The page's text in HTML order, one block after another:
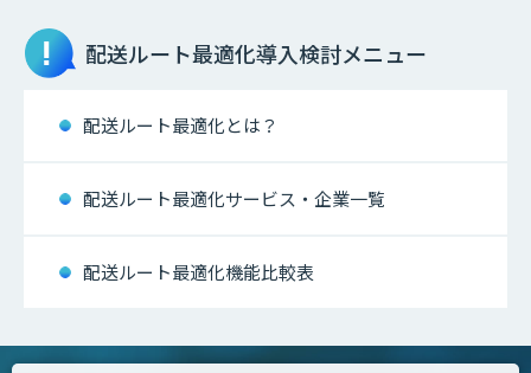
配送ルート最適化導入検討メニュー
配送ルート最適化とは？
配送ルート最適化サービス・企業一覧
配送ルート最適化機能比較表